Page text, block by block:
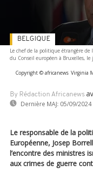
Le chef de la politique étrangère
du Conseil européen à Bruxelles,
Copyright © africanews Virginia
By Rédaction Africanews
Dernière MAJ: 05/09/2024
BELGIQUE
Le responsable de la
Européenne, Josep
l’encontre des ministres
aux crimes de guerre